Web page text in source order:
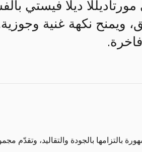
مورتاديللا ديلا فيستي
ويمنح نكهة غنية
بالتزامها بالجودة والتقاليد، وتقدّم